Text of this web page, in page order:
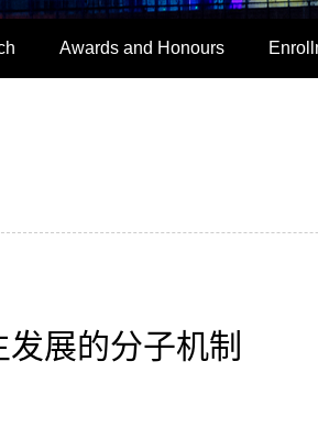
Awards and Honours
展的分子机制